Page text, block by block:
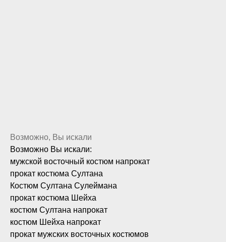
Возможно, Вы искали
Возможно Вы искали:
мужской восточный костюм напрокат
прокат костюма Султана
Костюм Султана Сулеймана
прокат костюма Шейха
костюм Султана напрокат
костюм Шейха напрокат
прокат мужских восточных костюмов